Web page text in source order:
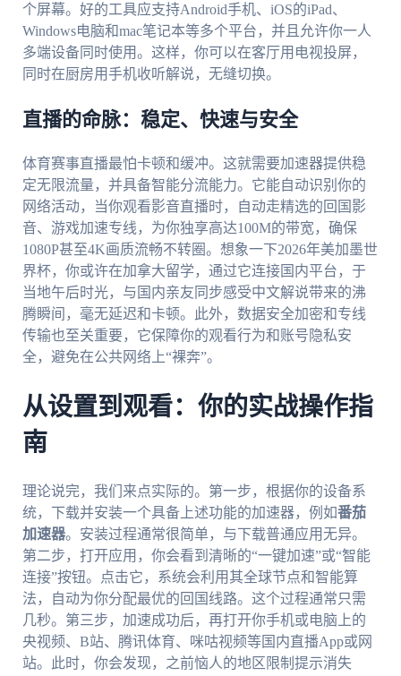
个屏幕。好的工具应支持Android手机、iOS的iPad、
Windows电脑和mac笔记本等多个平台，并且允许你一人
多端设备同时使用。这样，你可以在客厅用电视投屏，
同时在厨房用手机收听解说，无缝切换。
直播的命脉：稳定、快速与安全
体育赛事直播最怕卡顿和缓冲。这就需要加速器提供稳
定无限流量，并具备智能分流能力。它能自动识别你的
网络活动，当你观看影音直播时，自动走精选的回国影
音、游戏加速专线，为你独享高达100M的带宽，确保
1080P甚至4K画质流畅不转圈。想象一下2026年美加墨世
界杯，你或许在加拿大留学，通过它连接国内平台，于
当地午后时光，与国内亲友同步感受中文解说带来的沸
腾瞬间，毫无延迟和卡顿。此外，数据安全加密和专线
传输也至关重要，它保障你的观看行为和账号隐私安
全，避免在公共网络上“裸奔”。
从设置到观看：你的实战操作指
南
理论说完，我们来点实际的。第一步，根据你的设备系
统，下载并安装一个具备上述功能的加速器，例如番茄
加速器。安装过程通常很简单，与下载普通应用无异。
第二步，打开应用，你会看到清晰的“一键加速”或“智能
连接”按钮。点击它，系统会利用其全球节点和智能算
法，自动为你分配最优的回国线路。这个过程通常只需
几秒。第三步，加速成功后，再打开你手机或电脑上的
央视频、B站、腾讯体育、咪咕视频等国内直播App或网
站。此时，你会发现，之前恼人的地区限制提示消失